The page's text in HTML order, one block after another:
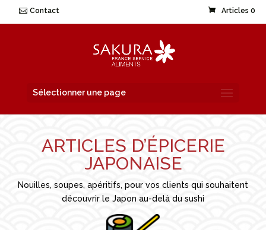
Contact Articles 0
Sélectionner une page
ARTICLES D’ÉPICERIE
JAPONAISE
Nouilles, soupes, apéritifs, pour vos clients qui souhaitent
découvrir le Japon au-delà du sushi